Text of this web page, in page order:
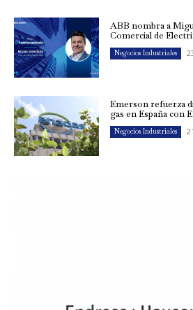
ABB nombra a
Comercial de
Negocios Industriales
Emerson refuerza
gas en España con
Negocios Industriales